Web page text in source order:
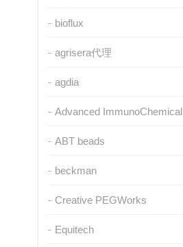
bioflux
agrisera代理
agdia
Advanced ImmunoChemical
ABT beads
beckman
Creative PEGWorks
Equitech